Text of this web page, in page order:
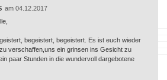
am 04.12.2017
begeistert, begeistert. Es ist euch wieder
verschaffen,uns ein grinsen ins Gesicht zu
paar Stunden in die wundervoll dargebotene